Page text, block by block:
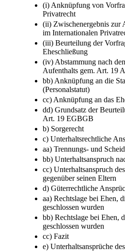
(i) Anknüpfung von
Privatrecht
(ii) Zwischenergebnis zur
im Internationalen
(iii) Beurteilung der
Eheschließung
(iv) Abstammung nach
Aufenthalts gem. Art. 19
bb) Anknüpfung an die
(Personalstatut)
cc) Anknüpfung an das
dd) Grundsatz der
Art. 19 EGBGB
b) Sorgerecht
c) Unterhaltsrechtliche
aa) Trennungs- und
bb) Unterhaltsanspruch
cc) Unterhaltsanspruch
gegenüber seinen Eltern
d) Güterrechtliche
aa) Rechtslage bei Ehen,
geschlossen wurden
bb) Rechtslage bei Ehen,
geschlossen wurden
cc) Fazit
e) Unterhaltsansprüche